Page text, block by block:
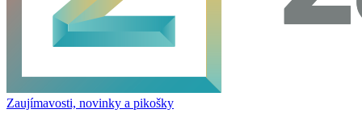
Zaujímavosti, novinky a pikošky